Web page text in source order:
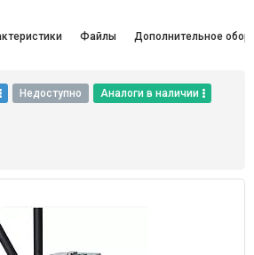
Файлы Дополнительное
Недоступно Аналоги в наличии